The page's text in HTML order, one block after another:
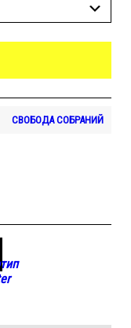
СВОБОДА СОБРАНИЙ